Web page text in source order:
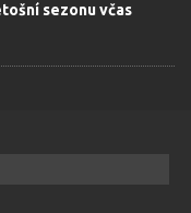
sezonu včas